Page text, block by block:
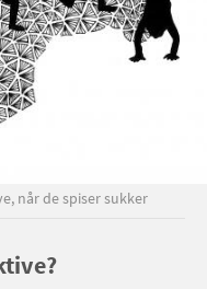
når de spiser sukker